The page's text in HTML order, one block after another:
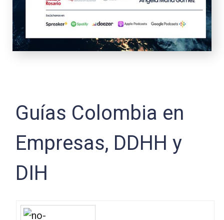
Guías Colombia en
Empresas, DDHH y
DIH